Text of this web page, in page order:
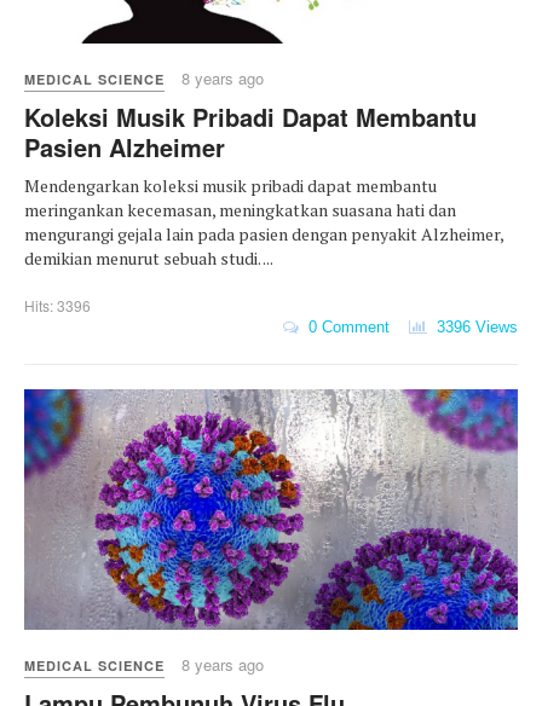
MEDICAL SCIENCE 8 years ago
Koleksi Musik Pribadi Dapat Membantu
Pasien Alzheimer
Mendengarkan koleksi musik pribadi dapat membantu
meringankan kecemasan, meningkatkan suasana hati dan
mengurangi gejala lain pada pasien dengan penyakit Alzheimer,
demikian menurut sebuah studi. ...
Hits: 3396
0 Comment 3396 Views
MEDICAL SCIENCE 8 years ago